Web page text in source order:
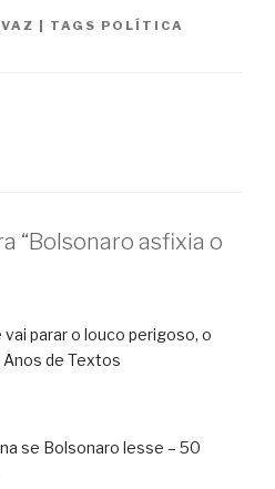
TAGS POLÍTICA
“Bolsonaro asfixia o
vai parar o louco perigoso, o
de Textos
se Bolsonaro lesse – 50